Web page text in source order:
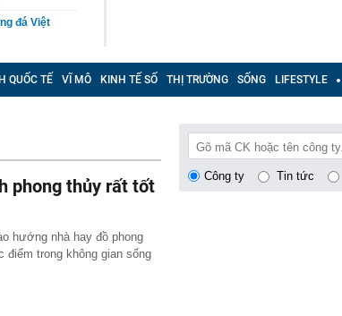
đá Việt
tháng cô
bữa ốc
ngày
lẻ tại Úc
vay tại
QUỐC TẾ VĨ MÔ KINH TẾ SỐ THỊ TRƯỜNG SỐNG LIFESTYLE
phong thủy rất tốt
hướng nhà hay đồ phong
trong không gian sống
Công ty Tin tức